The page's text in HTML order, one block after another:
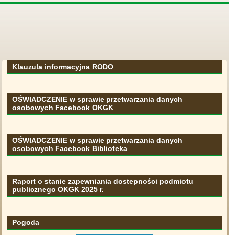
Klauzula informacyjna RODO
OŚWIADCZENIE w sprawie przetwarzania danych
osobowych Facebook OKGK
OŚWIADCZENIE w sprawie przetwarzania danych
osobowych Facebook Biblioteka
Raport o stanie zapewniania dostepności podmiotu
publicznego OKGK 2025 r.
Pogoda